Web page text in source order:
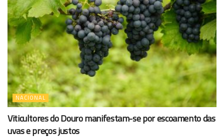
NACIONAL
Viticultores do Douro manifestam-se por escoamento das
uvas e preços justos